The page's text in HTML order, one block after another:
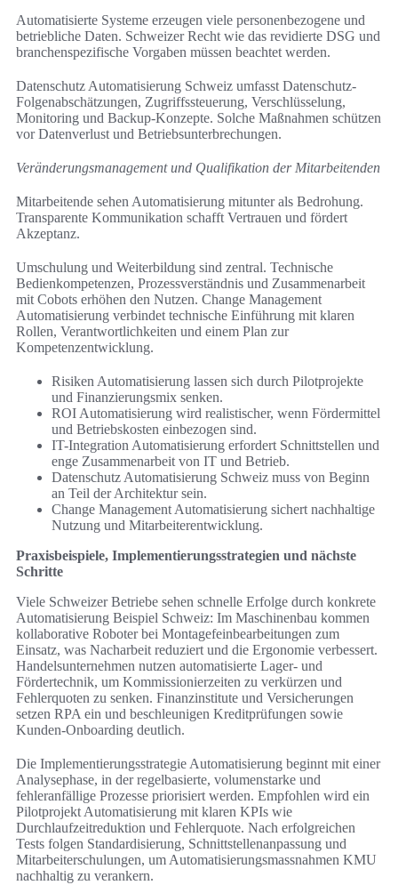
Automatisierte Systeme erzeugen viele personenbezogene und
betriebliche Daten. Schweizer Recht wie das revidierte DSG und
branchenspezifische Vorgaben müssen beachtet werden.
Datenschutz Automatisierung Schweiz umfasst Datenschutz-
Folgenabschätzungen, Zugriffssteuerung, Verschlüsselung,
Monitoring und Backup-Konzepte. Solche Maßnahmen schützen
vor Datenverlust und Betriebsunterbrechungen.
Veränderungsmanagement und Qualifikation der Mitarbeitenden
Mitarbeitende sehen Automatisierung mitunter als Bedrohung.
Transparente Kommunikation schafft Vertrauen und fördert
Akzeptanz.
Umschulung und Weiterbildung sind zentral. Technische
Bedienkompetenzen, Prozessverständnis und Zusammenarbeit
mit Cobots erhöhen den Nutzen. Change Management
Automatisierung verbindet technische Einführung mit klaren
Rollen, Verantwortlichkeiten und einem Plan zur
Kompetenzentwicklung.
Risiken Automatisierung lassen sich durch Pilotprojekte
und Finanzierungsmix senken.
ROI Automatisierung wird realistischer, wenn Fördermittel
und Betriebskosten einbezogen sind.
IT-Integration Automatisierung erfordert Schnittstellen und
enge Zusammenarbeit von IT und Betrieb.
Datenschutz Automatisierung Schweiz muss von Beginn
an Teil der Architektur sein.
Change Management Automatisierung sichert nachhaltige
Nutzung und Mitarbeiterentwicklung.
Praxisbeispiele, Implementierungsstrategien und nächste
Schritte
Viele Schweizer Betriebe sehen schnelle Erfolge durch konkrete
Automatisierung Beispiel Schweiz: Im Maschinenbau kommen
kollaborative Roboter bei Montagefeinbearbeitungen zum
Einsatz, was Nacharbeit reduziert und die Ergonomie verbessert.
Handelsunternehmen nutzen automatisierte Lager- und
Fördertechnik, um Kommissionierzeiten zu verkürzen und
Fehlerquoten zu senken. Finanzinstitute und Versicherungen
setzen RPA ein und beschleunigen Kreditprüfungen sowie
Kunden-Onboarding deutlich.
Die Implementierungsstrategie Automatisierung beginnt mit einer
Analysephase, in der regelbasierte, volumenstarke und
fehleranfällige Prozesse priorisiert werden. Empfohlen wird ein
Pilotprojekt Automatisierung mit klaren KPIs wie
Durchlaufzeitreduktion und Fehlerquote. Nach erfolgreichen
Tests folgen Standardisierung, Schnittstellenanpassung und
Mitarbeiterschulungen, um Automatisierungsmassnahmen KMU
nachhaltig zu verankern.